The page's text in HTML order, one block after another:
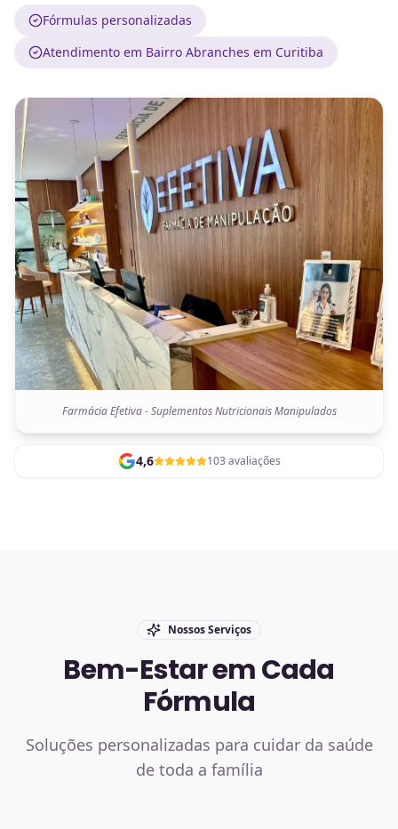
Fórmulas personalizadas
Atendimento em Bairro Abranches em Curitiba
Farmácia Efetiva - Suplementos Nutricionais Manipulados
4,6 103 avaliações
Nossos Serviços
Bem-Estar em Cada
Fórmula
Soluções personalizadas para cuidar da saúde
de toda a família